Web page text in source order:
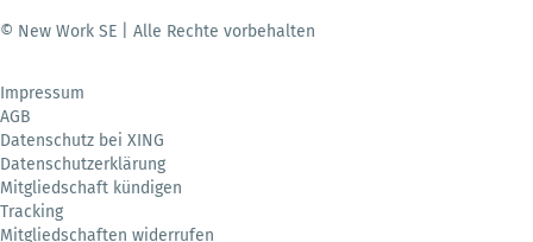
© New Work SE | Alle Rechte vorbehalten
Impressum
AGB
Datenschutz bei XING
Datenschutzerklärung
Mitgliedschaft kündigen
Tracking
Mitgliedschaften widerrufen